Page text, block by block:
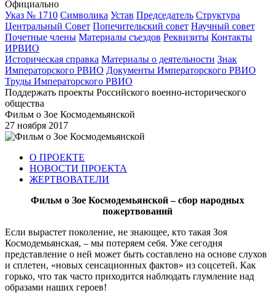
Официально
Указ № 1710 Символика Устав Председатель Структура
Центральный Совет Попечительский совет Научный совет
Почетные члены Материалы съездов Реквизиты Контакты
ИРВИО
Историческая справка Материалы о деятельности Знак
Императорского РВИО Документы Императорского РВИО
Труды Императорского РВИО
Поддержать проекты Российского военно-исторического
общества
Фильм о Зое Космодемьянской
27 ноября 2017
О ПРОЕКТЕ
НОВОСТИ ПРОЕКТА
ЖЕРТВОВАТЕЛИ
Фильм о Зое Космодемьянской – сбор народных
пожертвований
Если вырастет поколение, не знающее, кто такая Зоя
Космодемьянская, – мы потеряем себя. Уже сегодня
представление о ней может быть составлено на основе слухов
и сплетен, «новых сенсационных фактов» из соцсетей. Как
горько, что так часто приходится наблюдать глумление над
образами наших героев!